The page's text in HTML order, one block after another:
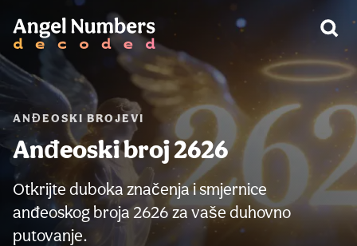
ANĐEOSKI BROJEVI
Anđeoski broj 2626
Otkrijte duboka značenja i smjernice
anđeoskog broja 2626 za vaše duhovno
putovanje.
UPOZORENJE: